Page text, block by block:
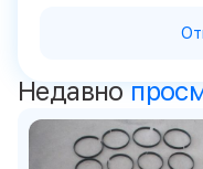
Недавно